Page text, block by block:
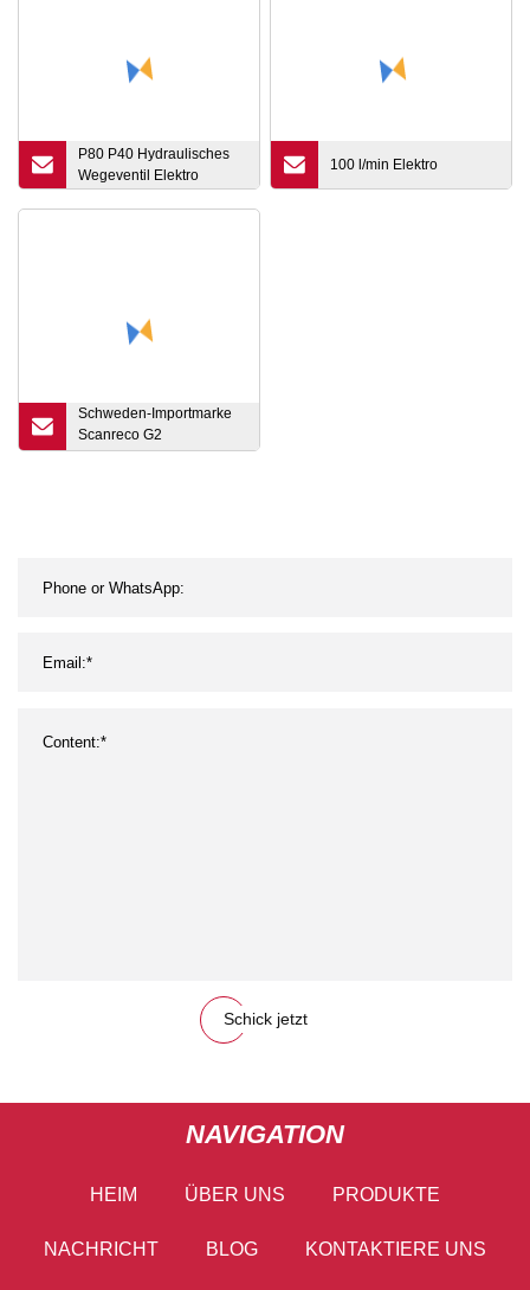
P80 P40 Hydraulisches
Wegeventil Elektro
100 l/min Elektro
Schweden-Importmarke
Scanreco G2
Fernbedienung mit CE-
Schick jetzt
NAVIGATION
HEIM ÜBER UNS PRODUKTE
NACHRICHT BLOG KONTAKTIERE UNS